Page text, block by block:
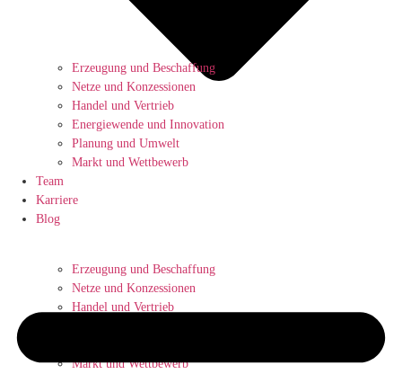
Erzeugung und Beschaffung
Netze und Konzessionen
Handel und Vertrieb
Markt und Wettbewerb
Erzeugung und Beschaffung
Netze und Konzessionen
Handel und Vertrieb
Energiewende und Innovation
Planung und Umwelt
Markt und Wettbewerb
Team
Karriere
Blog